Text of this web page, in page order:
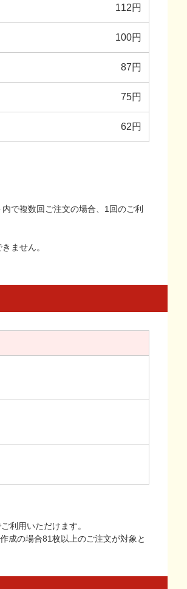
112円
100円
87円
75円
62円
で複数回ご注文の場合、1回のご利
ません。
利用いただけます。
成の場合81枚以上のご注文が対象と